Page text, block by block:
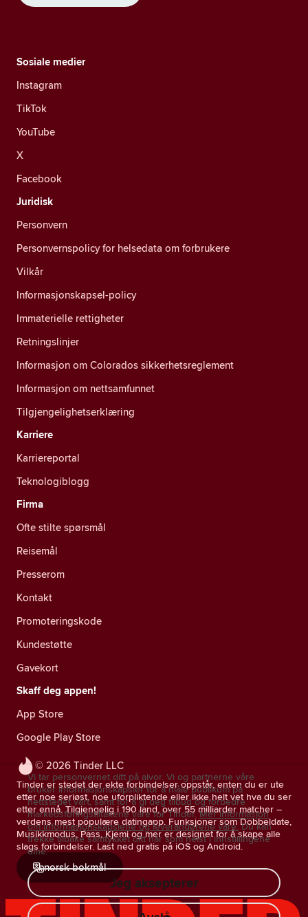
© 2026 Tinder LLC
Tinder er stedet der ekte forbindelser oppstår, enten du er ute
etter noe seriøst, noe uforpliktende eller ikke helt vet hva du ser
etter ennå. Tilgjengelig i 190 land, over 55 milliarder matcher –
verdens mest populære datingapp. Funksjoner som Dobbeldate,
Musikkmodus, Pass, Kjemi og mer er designet for å skape alle
slags forbindelser. Last ned gratis på iOS og Android.
norsk bokmål
Sosiale medier
Instagram
TikTok
YouTube
X
Facebook
Juridisk
Personvern
Personvernspolicy for helsedata om forbrukere
Vilkår
Informasjonskapsel-policy
Immaterielle rettigheter
Retningslinjer
Informasjon om Colorados sikkerhetsreglement
Informasjon om nettsamfunnet
Tilgjengelighetserklæring
Karriere
Karriereportal
Teknologiblogg
Firma
Ofte stilte spørsmål
Reisemål
Presserom
Kontakt
Promoteringskode
Kundestøtte
Gavekort
Skaff deg appen!
App Store
Google Play Store
Vi tar personvernet ditt på alvor. Vi og partnerne våre
bruker informasjonskapsler for å måle publikum på
nettstedet vårt, samt for å gi deg tilbud og forbedre
markedsføringstiltakene våre for Tinder. Mer informasjon
om informasjonskapslene og leverandørene våre. Du kan
trekke tilbake samtykket ditt når som helst i innstillingene
dine.
Jeg aksepterer